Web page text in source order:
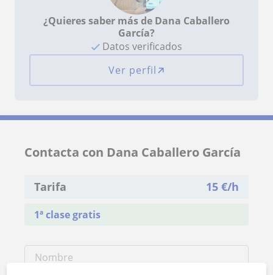
¿Quieres saber más de Dana Caballero
García?
Datos verificados
Ver perfil
Contacta con Dana Caballero García
Tarifa 15 €/h
1ª clase gratis